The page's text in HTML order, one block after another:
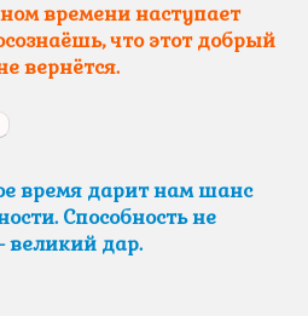
времени наступает
что этот добрый
вернётся.
время дарит нам шанс
Способность не
великий дар.